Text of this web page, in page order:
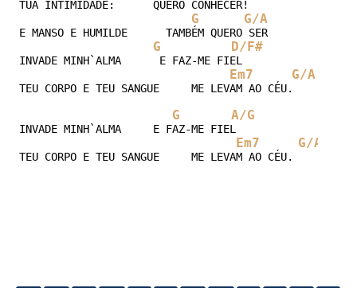
TUA INTIMIDADE:      QUERO CONHECER!
G G/A
E MANSO E HUMILDE      TAMBÉM QUERO SER
G D/F#
INVADE MINH`ALMA      E FAZ-ME FIEL
Em7 G/A
TEU CORPO E TEU SANGUE     ME LEVAM AO CÉU.
G A/G
INVADE MINH`ALMA     E FAZ-ME FIEL
Em7 G/A
TEU CORPO E TEU SANGUE     ME LEVAM AO CÉU.